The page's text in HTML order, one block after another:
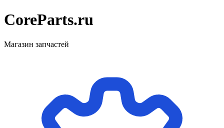
CoreParts.ru
Магазин запчастей